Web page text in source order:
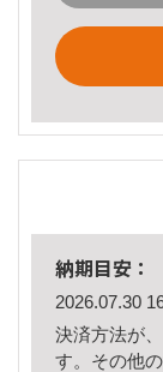
納期目安：
2026.07.30
決済方法が
す。その他